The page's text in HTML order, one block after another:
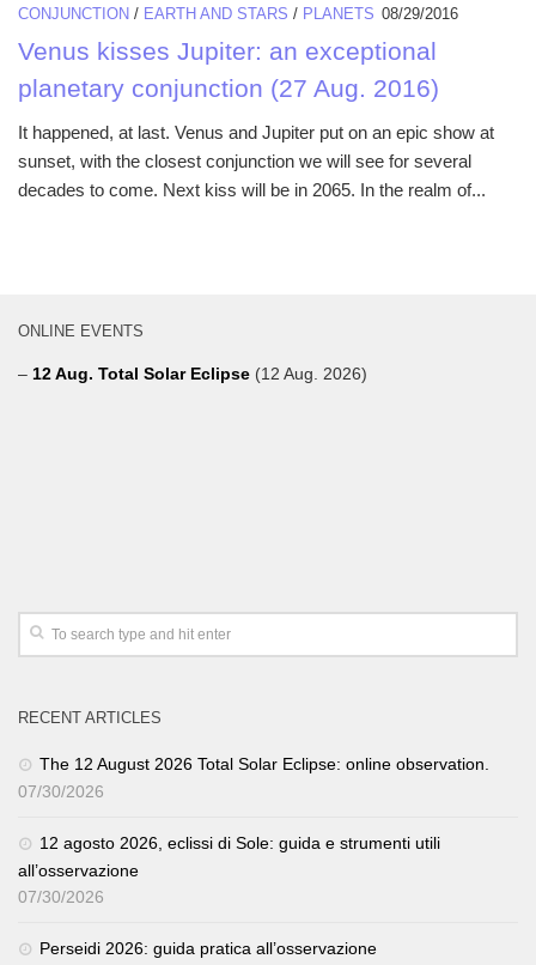
CONJUNCTION / EARTH AND STARS / PLANETS 08/29/2016
Venus kisses Jupiter: an exceptional
planetary conjunction (27 Aug. 2016)
It happened, at last. Venus and Jupiter put on an epic show at
sunset, with the closest conjunction we will see for several
decades to come. Next kiss will be in 2065. In the realm of...
ONLINE EVENTS
– 12 Aug. Total Solar Eclipse (12 Aug. 2026)
RECENT ARTICLES
The 12 August 2026 Total Solar Eclipse: online observation.
07/30/2026
12 agosto 2026, eclissi di Sole: guida e strumenti utili
all’osservazione
07/30/2026
Perseidi 2026: guida pratica all’osservazione